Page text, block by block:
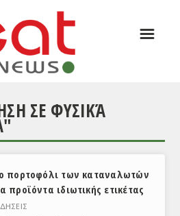
☰
ΣΕ ΦΥΣΙΚΆ
πορτοφόλι των καταναλωτών
προϊόντα ιδιωτικής ετικέτας